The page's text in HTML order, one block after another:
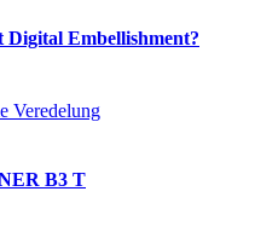
Embellishment?
Veredelung
B3 T